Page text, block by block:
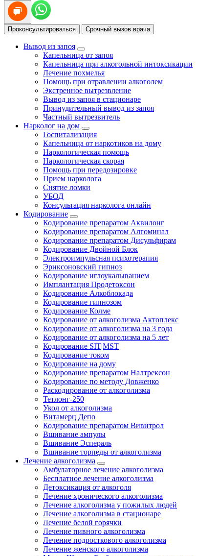
Проконсультироваться Срочный вызов врача
Вывод из запоя
Капельница от запоя
Капельница при алкогольной интоксикации
Лечение похмелья
Помощь при отравлении алкоголем
Экстренное вытрезвление
Вывод из запоя в стационаре
Принудительный вывод из запоя
Частный вытрезвитель
Нарколог на дом
Госпитализация
Капельница от наркотиков на дому
Наркологическая помощь
Наркологическая скорая
Помощь при передозировке
Прием нарколога
Снятие ломки
УБОД
Консультация нарколога онлайн
Кодирование
Кодирование препаратом Аквилонг
Кодирование препаратом Алгоминал
Кодирование препаратом Дисульфирам
Кодирование Двойной Блок
Электроимпульсная психотерапия
Эриксоновский гипноз
Кодирование иглоукалыванием
Имплантация Продетоксон
Кодирование Алкоблокада
Кодирование гипнозом
Кодирование Колме
Кодирование от алкоголизма Актоплекс
Кодирование от алкоголизма на 3 года
Кодирование от алкоголизма на 5 лет
Кодирование SIT|MST
Кодирование током
Кодирование на дому
Кодирование препаратом Налтрексон
Кодирование по методу Довженко
Раскодирование от алкоголизма
Тетлонг-250
Укол от алкоголизма
Витамерц Депо
Кодирование препаратом Вивитрол
Вшивание ампулы
Вшивание Эспераль
Вшивание торпеды от алкоголизма
Лечение алкоголизма
Амбулаторное лечение алкоголизма
Бесплатное лечение алкоголизма
Детоксикация от алкоголя
Лечение хронического алкоголизма
Лечение алкоголизма у пожилых людей
Лечение алкоголизма в стационаре
Лечение белой горячки
Лечение пивного алкоголизма
Лечение подросткового алкоголизма
Лечение женского алкоголизма